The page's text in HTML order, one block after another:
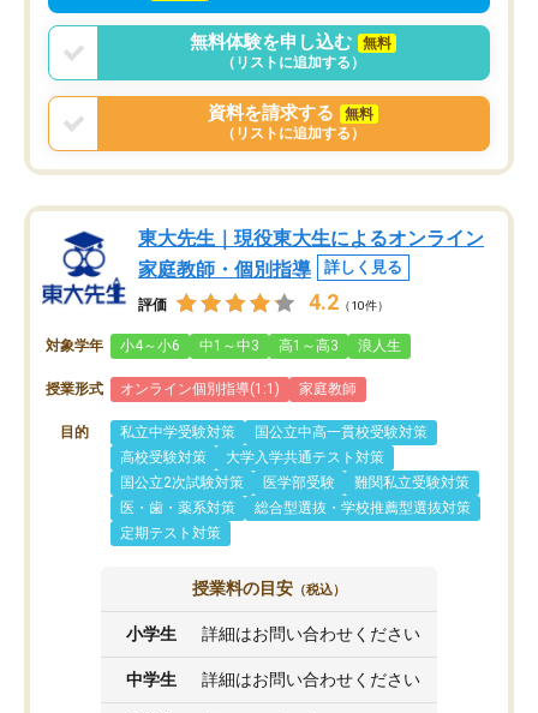
無料体験を申し込む
無料
（リストに追加する）
資料を請求する
無料
（リストに追加する）
東大先生｜現役東大生によるオンライン
家庭教師・個別指導
詳しく見る
評価 4.2 （10件）
対象学年 小4～小6 中1～中3 高1～高3 浪人生
授業形式 オンライン個別指導(1:1) 家庭教師
目的 私立中学受験対策
国公立中高一貫校受験対策
高校受験対策
大学入学共通テスト対策
国公立2次試験対策
医学部受験
難関私立受験対策
医・歯・薬系対策
総合型選抜・学校推薦型選抜対策
定期テスト対策
授業料の目安 （税込）
小学生 詳細はお問い合わせください
中学生 詳細はお問い合わせください